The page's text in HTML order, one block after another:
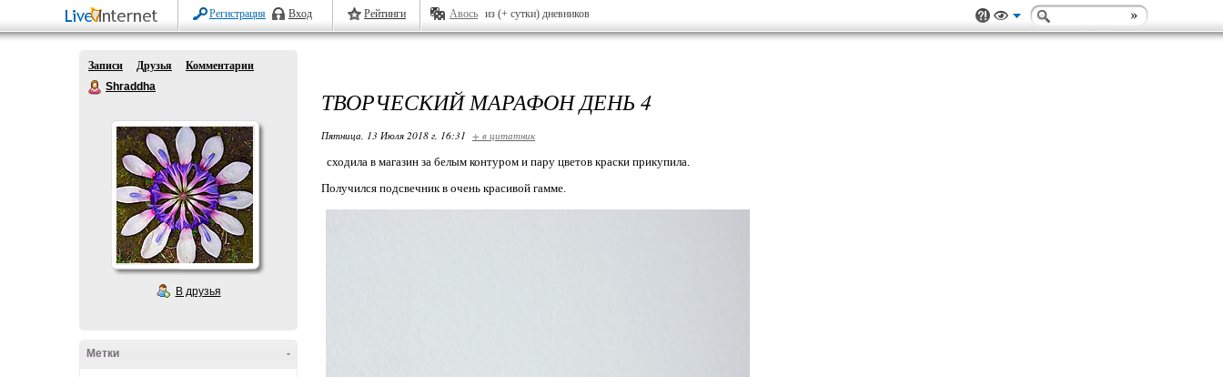
Регистрация Вход Рейтинги Авось из (+ сутки) дневников
Записи Друзья
Комментарии
Shraddha
В друзья
-
Метки
ТВОРЧЕСКИЙ МАРАФОН ДЕНЬ 4
Пятница, 13 Июля 2018 г. 16:31 + в цитатник
сходила в магазин за белым контуром и пару цветов краски прикупила.
Получился подсвечник в очень красивой гамме.